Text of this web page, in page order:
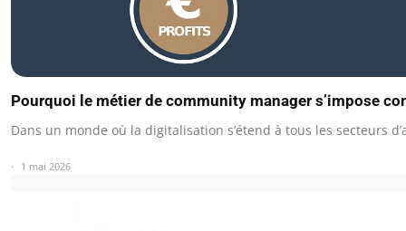
Pourquoi le métier de community manager s’impose
Dans un monde où la digitalisation s’étend à tous les secteurs
1 mai 2026